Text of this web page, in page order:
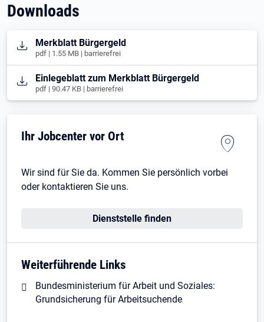
Downloads
Öffnet in neuem Tab
Merkblatt Bürgergeld
pdf | 1.55 MB | barrierefrei
Öffnet in neuem Tab
Einlegeblatt zum Merkblatt Bürgergeld
pdf | 90.47 KB | barrierefrei
Ihr Jobcenter vor Ort
Wir sind für Sie da. Kommen Sie persönlich vorbei
oder kontaktieren Sie uns.
Dienststelle finden
Weiterführende Links
Bundesministerium für Arbeit und Soziales:
Grundsicherung für Arbeitsuchende